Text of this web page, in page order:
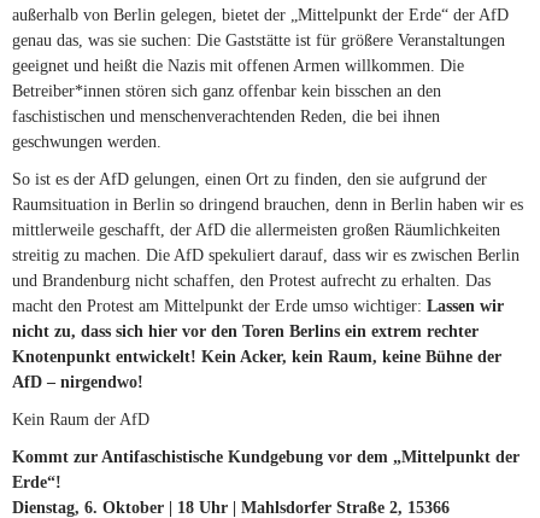
außerhalb von Berlin gelegen, bietet der „Mittelpunkt der Erde“ der AfD
genau das, was sie suchen: Die Gaststätte ist für größere Veranstaltungen
geeignet und heißt die Nazis mit offenen Armen willkommen. Die
Betreiber*innen stören sich ganz offenbar kein bisschen an den
faschistischen und menschenverachtenden Reden, die bei ihnen
geschwungen werden.
So ist es der AfD gelungen, einen Ort zu finden, den sie aufgrund der
Raumsituation in Berlin so dringend brauchen, denn in Berlin haben wir es
mittlerweile geschafft, der AfD die allermeisten großen Räumlichkeiten
streitig zu machen. Die AfD spekuliert darauf, dass wir es zwischen Berlin
und Brandenburg nicht schaffen, den Protest aufrecht zu erhalten. Das
macht den Protest am Mittelpunkt der Erde umso wichtiger: Lassen wir
nicht zu, dass sich hier vor den Toren Berlins ein extrem rechter
Knotenpunkt entwickelt! Kein Acker, kein Raum, keine Bühne der
AfD – nirgendwo!
Kein Raum der AfD
Kommt zur Antifaschistische Kundgebung vor dem „Mittelpunkt der
Erde“!
Dienstag, 6. Oktober | 18 Uhr | Mahlsdorfer Straße 2, 15366